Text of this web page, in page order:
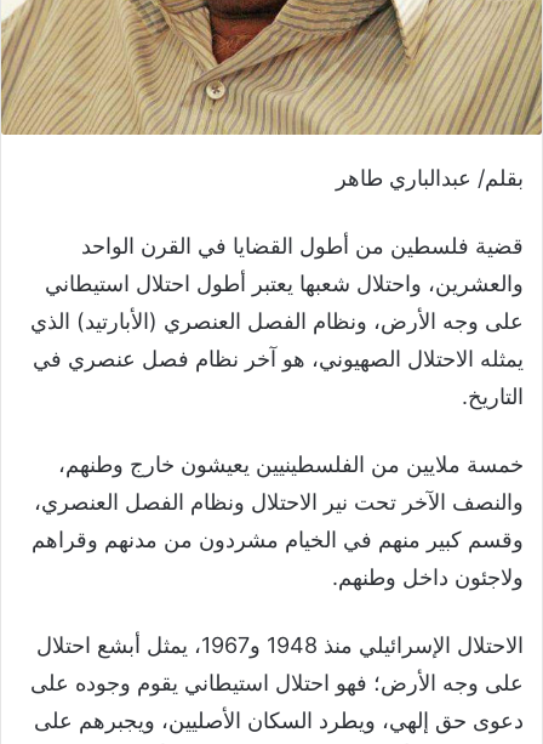
بقلم/ عبدالباري طاهر
قضية فلسطين من أطول القضايا في القرن الواحد
والعشرين، واحتلال شعبها يعتبر أطول احتلال استيطاني
على وجه الأرض، ونظام الفصل العنصري (الأبارتيد) الذي
يمثله الاحتلال الصهيوني، هو آخر نظام فصل عنصري في
التاريخ.
خمسة ملايين من الفلسطينيين يعيشون خارج وطنهم،
والنصف الآخر تحت نير الاحتلال ونظام الفصل العنصري،
وقسم كبير منهم في الخيام مشردون من مدنهم وقراهم
ولاجئون داخل وطنهم.
الاحتلال الإسرائيلي منذ 1948 و1967، يمثل أبشع احتلال
على وجه الأرض؛ فهو احتلال استيطاني يقوم وجوده على
دعوى حق إلهي، ويطرد السكان الأصليين، ويجبرهم على